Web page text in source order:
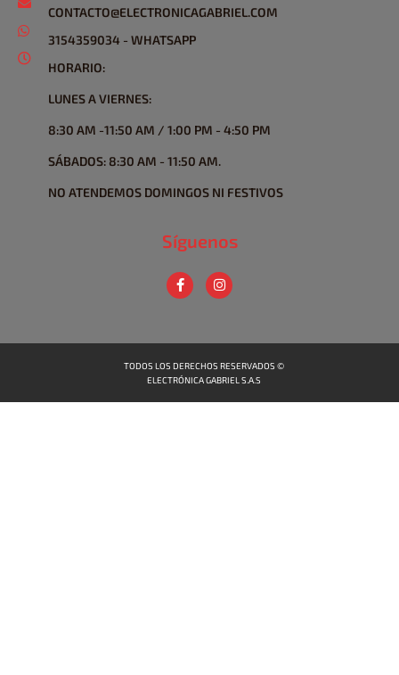
CONTACTO@ELECTRONICAGABRIEL.COM
3154359034 - WHATSAPP
HORARIO:
LUNES A VIERNES:
8:30 AM -11:50 AM / 1:00 PM - 4:50 PM
SÁBADOS: 8:30 AM - 11:50 AM.
NO ATENDEMOS DOMINGOS NI FESTIVOS
Síguenos
TODOS LOS DERECHOS RESERVADOS ©
ELECTRÓNICA GABRIEL S.A.S